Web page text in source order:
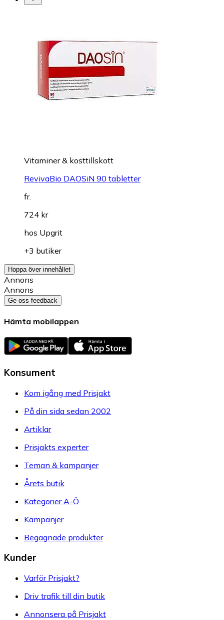
Vitaminer & kosttillskott
RevivaBio DAOSiN 90 tabletter
fr.
724 kr
hos Upgrit
+3 butiker
Hoppa över innehållet
Annons
Annons
Ge oss feedback
Hämta mobilappen
Konsument
Kom igång med Prisjakt
På din sida sedan 2002
Artiklar
Prisjakts experter
Teman & kampanjer
Årets butik
Kategorier A-Ö
Kampanjer
Begagnade produkter
Kunder
Varför Prisjakt?
Driv trafik till din butik
Annonsera på Prisjakt